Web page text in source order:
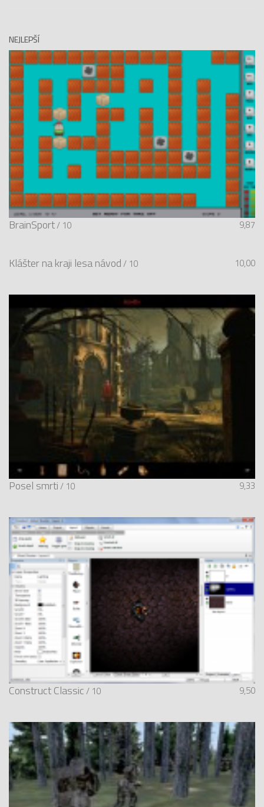
NEJLEPŠÍ
BrainSport 9,87
/ 10
Klášter na kraji lesa návod 10,00
/ 10
Posel smrti 9,33
/ 10
Construct Classic 9,50
/ 10